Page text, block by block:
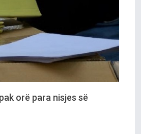
orë para nisjes së